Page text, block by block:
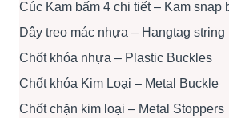
Cúc Kam bấm 4 chi tiết – Kam snap
Dây treo mác nhựa – Hangtag string
Chốt khóa nhựa – Plastic Buckles
Chốt khóa Kim Loại – Metal Buckle
Chốt chặn kim loại – Metal Stoppers